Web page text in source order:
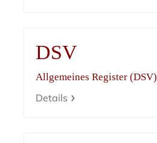
DSV
Allgemeines Register (DSV)
Details